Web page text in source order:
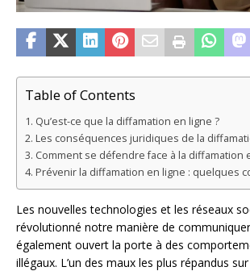
Table of Contents
Qu’est-ce que la diffamation en ligne ?
Les conséquences juridiques de la
Comment se défendre face à la diffamation
Prévenir la diffamation en ligne : quelques
Les nouvelles technologies et les réseaux
révolutionné notre manière de
également ouvert la porte à des
illégaux. L’un des maux les plus répandus